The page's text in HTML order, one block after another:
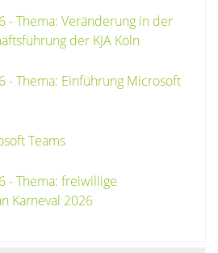
- Thema: Veränderung in der
der KJA Köln
- Thema: Einführung Microsoft
Teams
- Thema: freiwillige
Karneval 2026